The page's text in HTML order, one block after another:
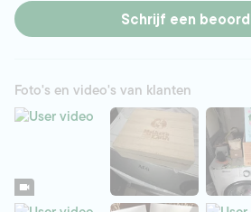
Schrijf een
Foto's en video's van klanten